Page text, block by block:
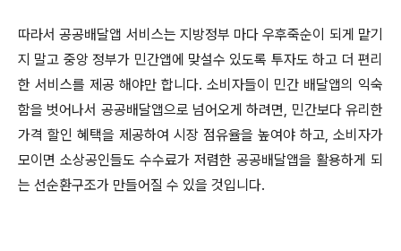
따라서 공공배달앱 서비스는 지방정부 마다 우후죽순이 되게 맡기
지 말고 중앙 정부가 민간앱에 맞설수 있도록 투자도 하고 더 편리
한 서비스를 제공 해야만 합니다. 소비자들이 민간 배달앱의 익숙
함을 벗어나서 공공배달앱으로 넘어오게 하려면, 민간보다 유리한
가격 할인 혜택을 제공하여 시장 점유율을 높여야 하고, 소비자가
모이면 소상공인들도 수수료가 저렴한 공공배달앱을 활용하게 되
는 선순환구조가 만들어질 수 있을 것입니다.